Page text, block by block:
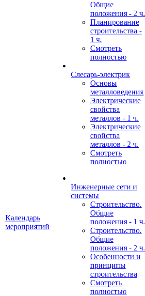
Календарь
мероприятий
Общие
положения - 2 ч.
Планирование
строительства -
1 ч.
Смотреть
полностью
Слесарь-электрик
Основы
металловедения
Электрические
свойства
металлов - 1 ч.
Электрические
свойства
металлов - 2 ч.
Смотреть
полностью
Инженерные сети и
системы
Строительство.
Общие
положения - 1 ч.
Строительство.
Общие
положения - 2 ч.
Особенности и
принципы
строительства
Смотреть
полностью